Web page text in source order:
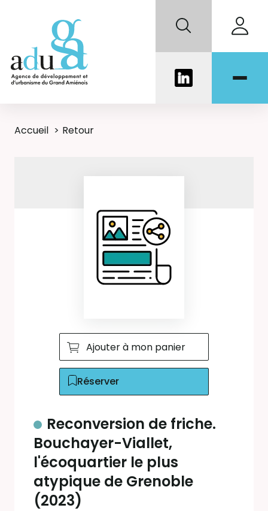
Accueil Retour
Ajouter à mon panier
Réserver
Reconversion de friche.
Bouchayer-Viallet,
l'écoquartier le plus
atypique de Grenoble
(2023)